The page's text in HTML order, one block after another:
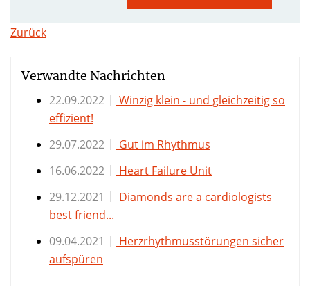
Zurück
Verwandte Nachrichten
22.09.2022
Winzig klein - und gleichzeitig so
effizient!
29.07.2022
Gut im Rhythmus
16.06.2022
Heart Failure Unit
29.12.2021
Diamonds are a cardiologists
best friend...
09.04.2021
Herzrhythmusstörungen sicher
aufspüren